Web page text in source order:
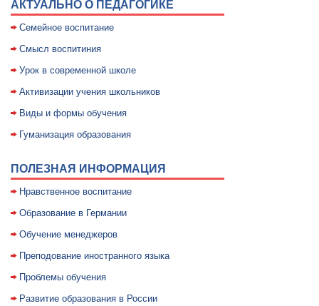
АКТУАЛЬНО О ПЕДАГОГИКЕ
Семейное воспитание
Смысл воспитиния
Уpок в совpеменной школе
Активизации учения школьников
Виды и формы обучения
Гуманизация образования
ПОЛЕЗНАЯ ИНФОРМАЦИЯ
Нравственное воспитание
Образование в Германии
Обучение менеджеров
Преподование иностранного языка
Проблемы обучения
Развитие образования в России